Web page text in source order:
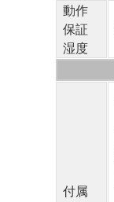
動作
保証
湿度
付属